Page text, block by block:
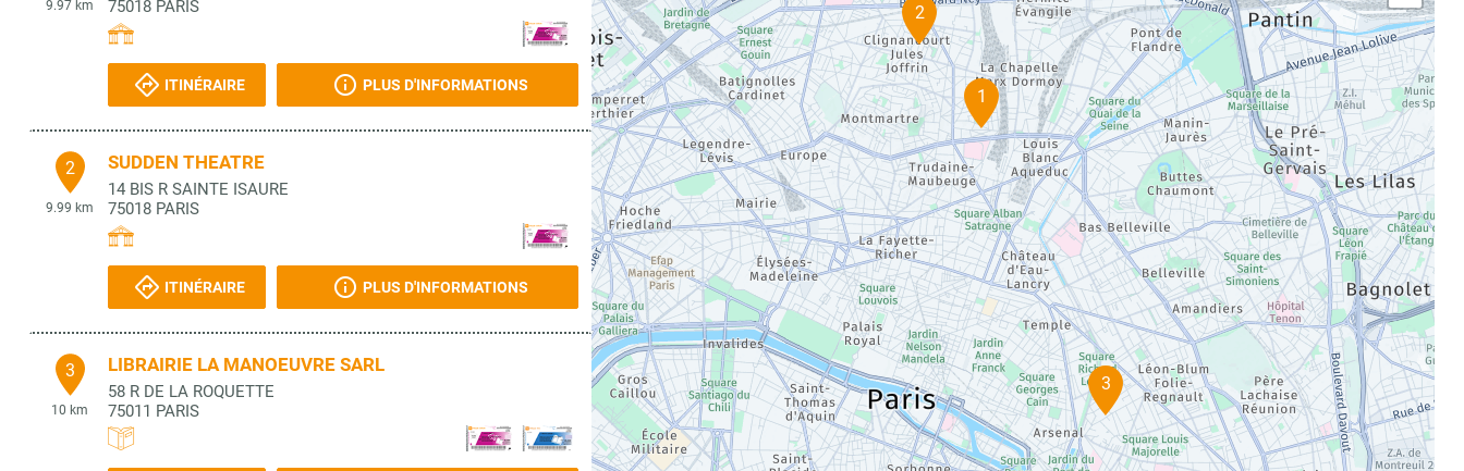
9.97 km
75018 PARIS
ITINÉRAIRE PLUS D'INFORMATIONS
2
9.99 km
SUDDEN THEATRE
14 BIS R SAINTE ISAURE
75018 PARIS
ITINÉRAIRE PLUS D'INFORMATIONS
3
10 km
LIBRAIRIE LA MANOEUVRE SARL
58 R DE LA ROQUETTE
75011 PARIS
3
2
1